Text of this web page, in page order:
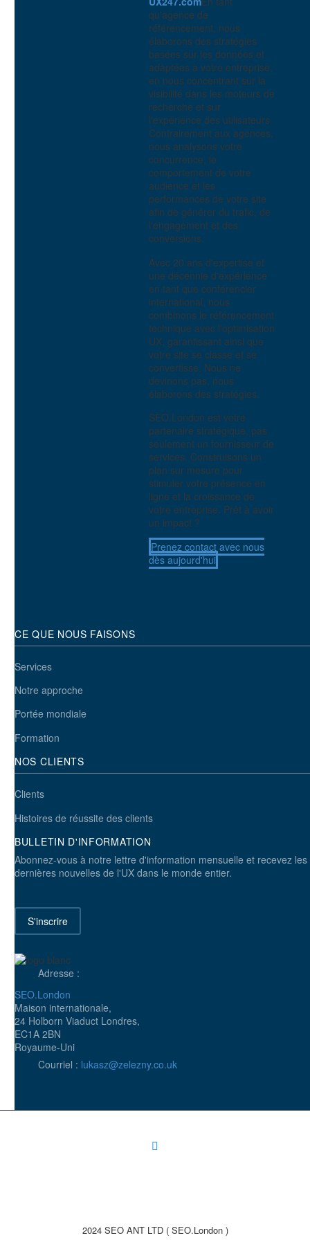
qu'agence de
référencement, nous
élaborons des stratégies
basées sur les données et
adaptées à votre entreprise,
en nous concentrant sur la
visibilité dans les moteurs de
recherche et sur
l'expérience des utilisateurs.
Contrairement aux agences,
nous analysons votre
concurrence, le
comportement de votre
audience et les
performances de votre site
afin de générer du trafic, de
l'engagement et des
conversions.
Avec 20 ans d'expertise et
une décennie d'expérience
en tant que conférencier
international, nous
combinons le référencement
technique avec l'optimisation
UX, garantissant ainsi que
votre site se classe et se
convertisse. Nous ne
devinons pas, nous
élaborons des stratégies.
SEO.London est votre
partenaire stratégique, pas
seulement un fournisseur de
services. Construisons un
plan sur mesure pour
stimuler votre présence en
ligne et la croissance de
votre entreprise. Prêt à avoir
un impact ?
Prenez contact avec nous
dès aujourd'hui
CE QUE NOUS FAISONS
Services
Notre approche
Portée mondiale
Formation
NOS CLIENTS
Clients
Histoires de réussite des clients
BULLETIN D'INFORMATION
Abonnez-vous à notre lettre d'information mensuelle et recevez les
dernières nouvelles de l'UX dans le monde entier.
S'inscrire
Adresse :
SEO.London
Maison internationale,
24 Holborn Viaduct Londres,
EC1A 2BN
Royaume-Uni
Courriel : lukasz@zelezny.co.uk
2024 SEO ANT LTD ( SEO.London )